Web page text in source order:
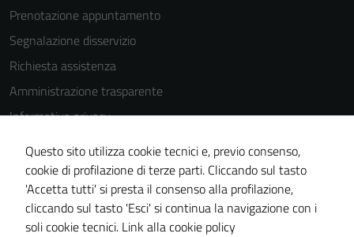
Prenotazione appuntamento
Segnalazione disservizio
Richiesta assistenza
Amministrazione trasparente
Informativa privacy
Cookie Policy
Note legali
Dichiarazione di accessibilità
Piano di miglioramento del sito
Questo sito utilizza cookie tecnici e, previo consenso,
cookie di profilazione di terze parti. Cliccando sul tasto
'Accetta tutti' si presta il consenso alla profilazione,
cliccando sul tasto 'Esci' si continua la navigazione con i
soli cookie tecnici. Link alla cookie policy